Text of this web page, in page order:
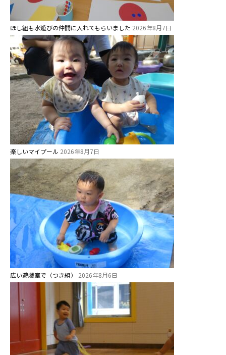
ほし組も水遊びの仲間に入れてもらいました 2026年8月7日
楽しいマイプール 2026年8月7日
広い遊戯室で（つき組） 2026年8月6日
学校法⼈鴨⾕学園 鳳幼稚園
学校法⼈諏訪森学園 諏訪森幼稚
園
⼤阪府私⽴幼稚園連盟
社会福祉法人野田福祉会